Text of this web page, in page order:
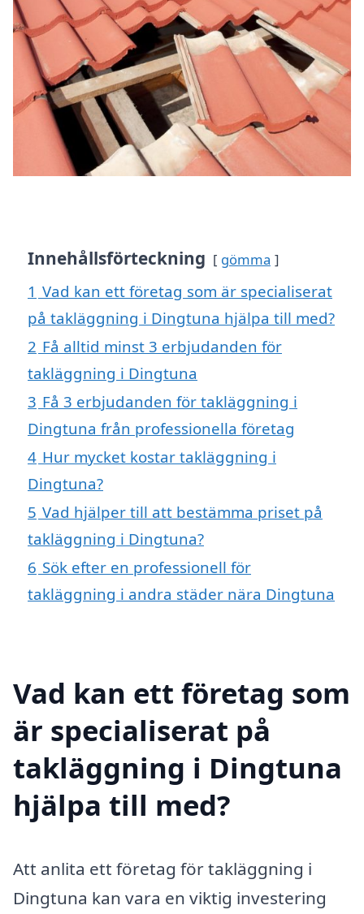
Innehållsförteckning gömma
1 Vad kan ett företag som är specialiserat
på takläggning i Dingtuna hjälpa till med?
2 Få alltid minst 3 erbjudanden för
takläggning i Dingtuna
3 Få 3 erbjudanden för takläggning i
Dingtuna från professionella företag
4 Hur mycket kostar takläggning i
Dingtuna?
5 Vad hjälper till att bestämma priset på
takläggning i Dingtuna?
6 Sök efter en professionell för
takläggning i andra städer nära Dingtuna
Vad kan ett företag som
är specialiserat på
takläggning i Dingtuna
hjälpa till med?
Att anlita ett företag för takläggning i
Dingtuna kan vara en viktig investering